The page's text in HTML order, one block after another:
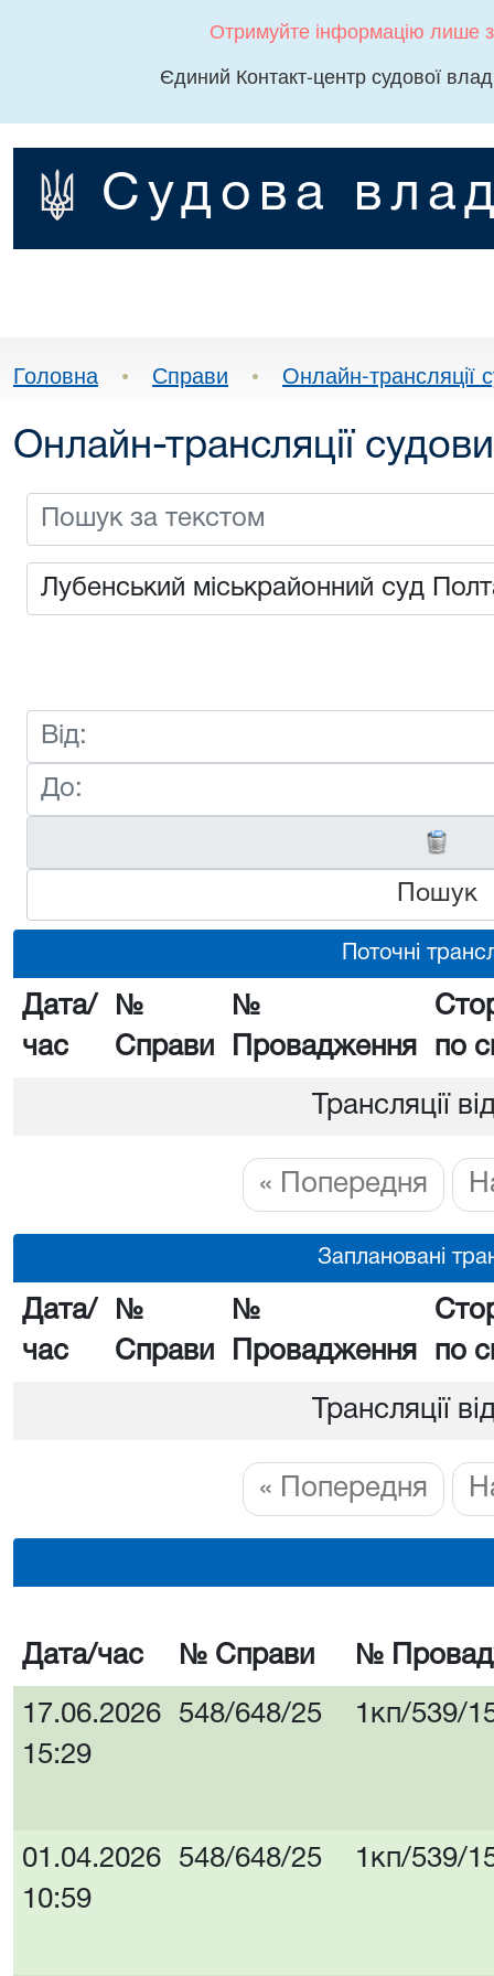
Отримуйте інформацію лише
Єдиний Контакт-центр судової
Судова
Головна • Справи • Онлайн-трансляції
Онлайн-трансляції
Пошук
Поточні
Дата/
час
№
Справи
№
Провадження
по
Трансляції
« Попередня
Заплановані
Дата/
час
№
Справи
№
Провадження
по
Трансляції
« Попередня
Дата/час № Справи №
17.06.2026
15:29
548/648/25 1кп/539/
01.04.2026
10:59
548/648/25 1кп/539/